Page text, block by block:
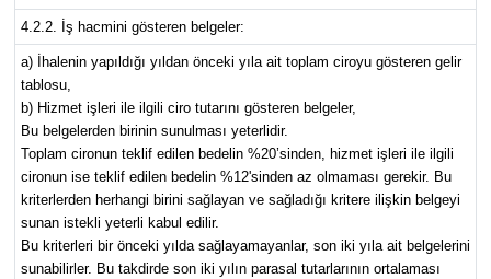
4.2.2. İş hacmini gösteren belgeler:
a) İhalenin yapıldığı yıldan önceki yıla ait toplam ciroyu gösteren gelir
tablosu,
b) Hizmet işleri ile ilgili ciro tutarını gösteren belgeler,
Bu belgelerden birinin sunulması yeterlidir.
Toplam cironun teklif edilen bedelin %20’sinden, hizmet işleri ile ilgili
cironun ise teklif edilen bedelin %12'sinden az olmaması gerekir. Bu
kriterlerden herhangi birini sağlayan ve sağladığı kritere ilişkin belgeyi
sunan istekli yeterli kabul edilir.
Bu kriterleri bir önceki yılda sağlayamayanlar, son iki yıla ait belgelerini
sunabilirler. Bu takdirde son iki yılın parasal tutarlarının ortalaması